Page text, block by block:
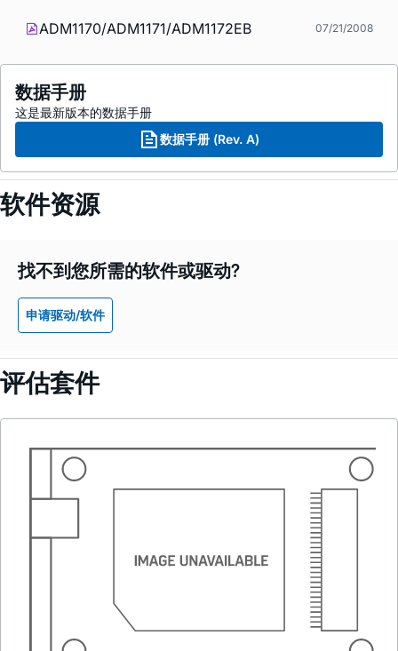
ADM1170/ADM1171/ADM1172EB 07/21/2008
数据手册
这是最新版本的数据手册
数据手册 (Rev. A)
软件资源
找不到您所需的软件或驱动?
申请驱动/软件
评估套件